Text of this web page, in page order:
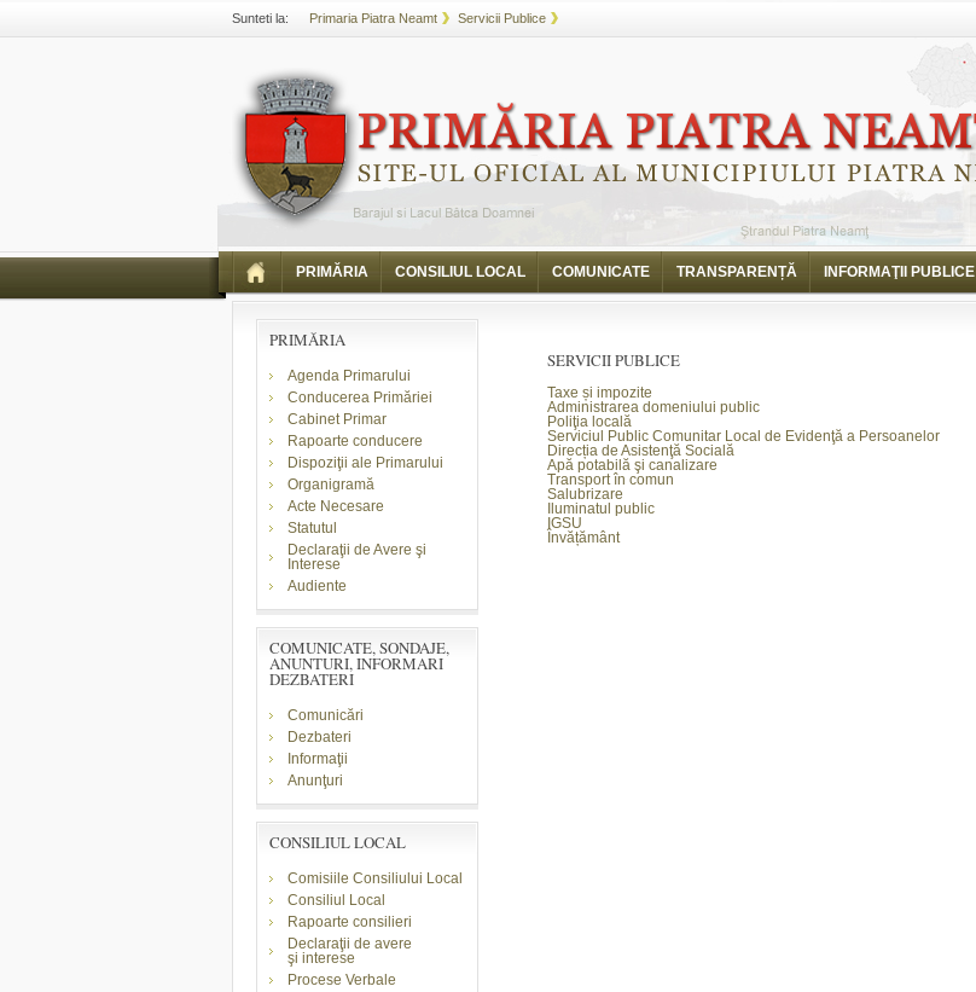
Sunteti la: Primaria Piatra Neamt Servicii Publice
PRIMĂRIA CONSILIUL LOCAL COMUNICATE TRANSPARENȚĂ INFORMAŢII PUBLICE
PRIMĂRIA
Agenda Primarului
Conducerea Primăriei
Cabinet Primar
Rapoarte conducere
Dispoziţii ale Primarului
Organigramă
Acte Necesare
Statutul
Declaraţii de Avere şi
Interese
Audiente
COMUNICATE, SONDAJE,
ANUNTURI, INFORMARI
DEZBATERI
Comunicări
Dezbateri
Informaţii
Anunţuri
CONSILIUL LOCAL
Comisiile Consiliului Local
Consiliul Local
Rapoarte consilieri
Declaraţii de avere
şi interese
Procese Verbale
SERVICII PUBLICE
Taxe și impozite
Administrarea domeniului public
Poliţia locală
Serviciul Public Comunitar Local de Evidenţă a Persoanelor
Direcția de Asistenţă Socială
Apă potabilă şi canalizare
Transport în comun
Salubrizare
Iluminatul public
IGSU
Învățământ